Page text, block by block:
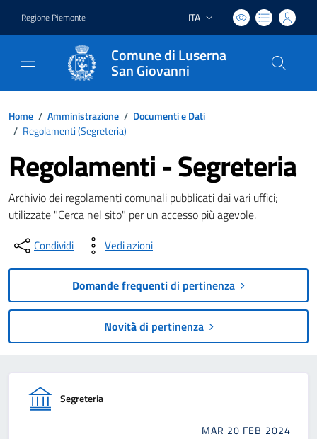
Regione Piemonte Lingua attiva:
ITA
Comune di Luserna
San Giovanni
Home / Amministrazione / Documenti e Dati
/ Regolamenti (Segreteria)
Regolamenti - Segreteria
Archivio dei regolamenti comunali pubblicati dai vari uffici;
utilizzate "Cerca nel sito" per un accesso più agevole.
Condividi Vedi azioni
Domande frequentidi pertinenza
Novitàdi pertinenza
Segreteria
MAR 20 FEB 2024